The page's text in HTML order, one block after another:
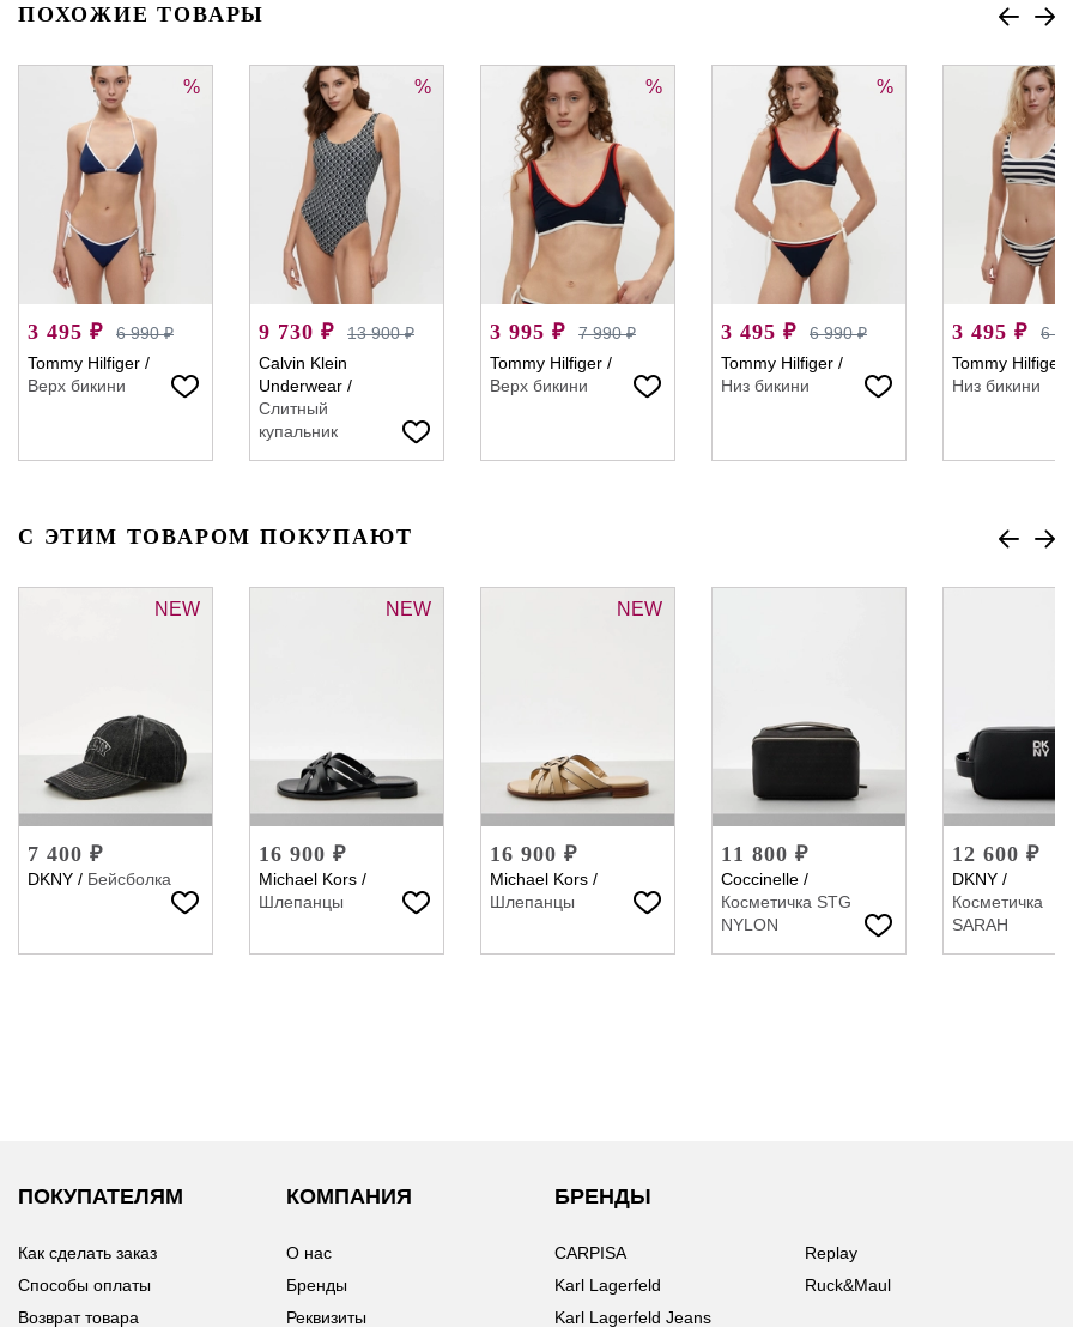
ПОХОЖИЕ ТОВАРЫ
%
3 495 ₽
6 990 ₽
Tommy Hilfiger /
Верх бикини
%
9 730 ₽
13 900 ₽
Calvin Klein
Underwear /
Слитный
купальник
%
3 995 ₽
7 990 ₽
Tommy Hilfiger /
Верх бикини
%
3 495 ₽
6 990 ₽
Tommy Hilfiger /
Низ бикини
3 495 ₽
6
Tommy Hilfiger
Низ бикини
С ЭТИМ ТОВАРОМ ПОКУПАЮТ
NEW
7 400 ₽
DKNY / Бейсболка
NEW
16 900 ₽
Michael Kors /
Шлепанцы
NEW
16 900 ₽
Michael Kors /
Шлепанцы
11 800 ₽
Coccinelle /
Косметичка STG
NYLON
12 600 ₽
DKNY /
Косметичка
SARAH
ПОКУПАТЕЛЯМ
Как сделать заказ
Способы оплаты
Возврат товара
КОМПАНИЯ
О нас
Бренды
Реквизиты
БРЕНДЫ
CARPISA
Karl Lagerfeld
Karl Lagerfeld Jeans
Replay
Ruck&Maul